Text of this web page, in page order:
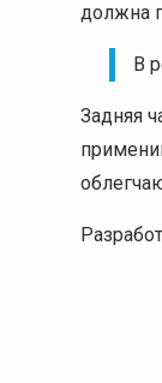
должна
В
Задняя